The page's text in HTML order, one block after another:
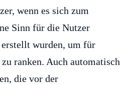
wenn es sich zum
Sinn für die Nutzer
wurden, um für
ranken. Auch automatisch
die vor der